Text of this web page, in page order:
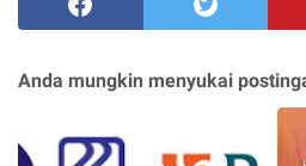
Anda mungkin menyukai